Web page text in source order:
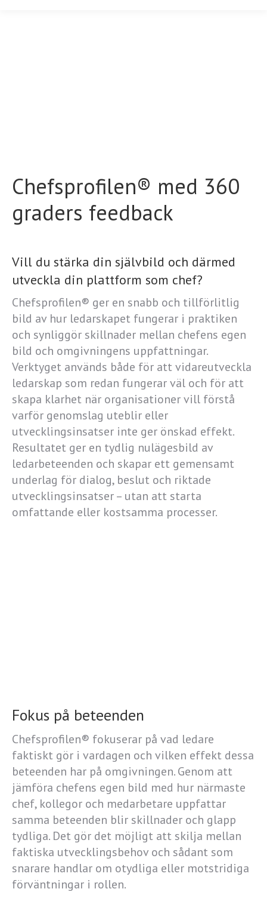
Chefsprofilen® med 360
graders feedback
Vill du stärka din självbild och därmed
utveckla din plattform som chef?
Chefsprofilen® ger en snabb och tillförlitlig
bild av hur ledarskapet fungerar i praktiken
och synliggör skillnader mellan chefens egen
bild och omgivningens uppfattningar.
Verktyget används både för att vidareutveckla
ledarskap som redan fungerar väl och för att
skapa klarhet när organisationer vill förstå
varför genomslag uteblir eller
utvecklingsinsatser inte ger önskad effekt.
Resultatet ger en tydlig nulägesbild av
ledarbeteenden och skapar ett gemensamt
underlag för dialog, beslut och riktade
utvecklingsinsatser – utan att starta
omfattande eller kostsamma processer.
Fokus på beteenden
Chefsprofilen® fokuserar på vad ledare
faktiskt gör i vardagen och vilken effekt dessa
beteenden har på omgivningen. Genom att
jämföra chefens egen bild med hur närmaste
chef, kollegor och medarbetare uppfattar
samma beteenden blir skillnader och glapp
tydliga. Det gör det möjligt att skilja mellan
faktiska utvecklingsbehov och sådant som
snarare handlar om otydliga eller motstridiga
förväntningar i rollen.